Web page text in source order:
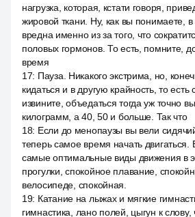
нагрузка, которая, кстати говоря,
жировой ткани. Ну, как вы понимаете,
вредна именно из за того, что
половых гормонов. То есть, помните,
время
17: Пауза. Никакого экстрима, но,
кидаться и в другую крайность, то есть
извините, объедаться тогда уж точно
килограмм, а 40, 50 и больше. Так что
18: Если до менопаузы вы вели
теперь самое время начать двигаться.
самые оптимальные виды движения в
прогулки, спокойное плавание,
велосипеде, спокойная.
19: Катание на лыжах и мягкие
гимнастика, лано полей, цыгун к